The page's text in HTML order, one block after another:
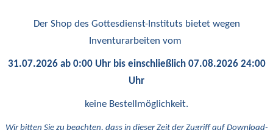
Der Shop des Gottesdienst-Instituts bietet wegen
Inventurarbeiten vom
31.07.2026 ab 0:00 Uhr bis einschließlich 07.08.2026 24:00
Uhr
keine Bestellmöglichkeit.
Wir bitten Sie zu beachten, dass in dieser Zeit der Zugriff auf Download-